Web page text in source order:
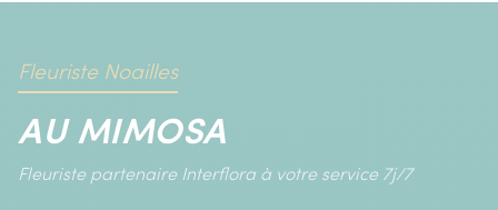
Fleuriste Noailles
AU MIMOSA
Fleuriste partenaire Interflora à votre service 7j/7